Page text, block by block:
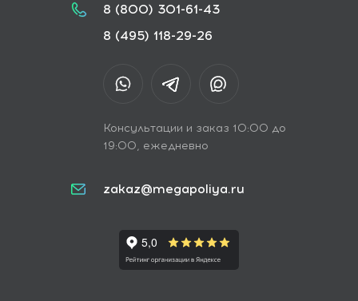
8 (800) 301-61-43
8 (495) 118-29-26
Консультации и заказ 10:00 до
19:00, ежедневно
zakaz@megapoliya.ru